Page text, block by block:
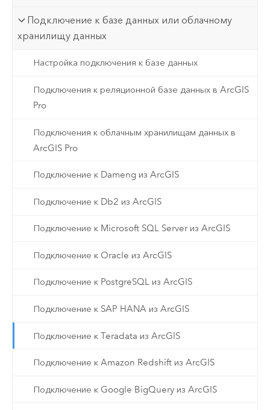
Подключение к базе данных или облачному
хранилищу данных
Настройка подключения к базе данных
Подключения к реляционной базе данных в ArcGIS
Pro
Подключения к облачным хранилищам данных в
ArcGIS Pro
Подключение к Dameng из ArcGIS
Подключение к Db2 из ArcGIS
Подключение к Microsoft SQL Server из ArcGIS
Подключение к Oracle из ArcGIS
Подключение к PostgreSQL из ArcGIS
Подключение к SAP HANA из ArcGIS
Подключение к Teradata из ArcGIS
Подключение к Amazon Redshift из ArcGIS
Подключение к Google BigQuery из ArcGIS